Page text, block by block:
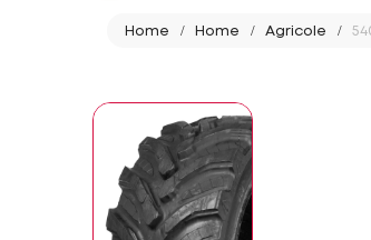
Home Home Agricole